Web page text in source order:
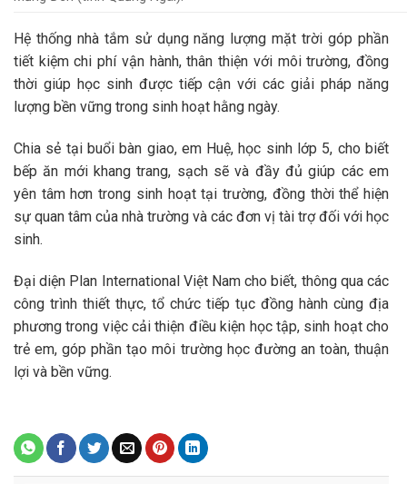
Hệ thống nhà tắm sử dụng năng lượng mặt trời góp phần
tiết kiệm chi phí vận hành, thân thiện với môi trường, đồng
thời giúp học sinh được tiếp cận với các giải pháp năng
lượng bền vững trong sinh hoạt hằng ngày.
Chia sẻ tại buổi bàn giao, em Huệ, học sinh lớp 5, cho biết
bếp ăn mới khang trang, sạch sẽ và đầy đủ giúp các em
yên tâm hơn trong sinh hoạt tại trường, đồng thời thể hiện
sự quan tâm của nhà trường và các đơn vị tài trợ đối với học
sinh.
Đại diện Plan International Việt Nam cho biết, thông qua các
công trình thiết thực, tổ chức tiếp tục đồng hành cùng địa
phương trong việc cải thiện điều kiện học tập, sinh hoạt cho
trẻ em, góp phần tạo môi trường học đường an toàn, thuận
lợi và bền vững.